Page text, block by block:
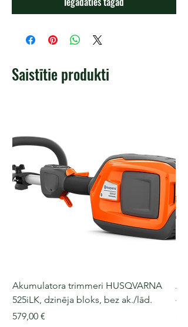
Saistītie produkti
Akumulatora trimmeri HUSQVARNA
525iLK, dzinēja bloks, bez ak./lād.
Cena
579,00 €